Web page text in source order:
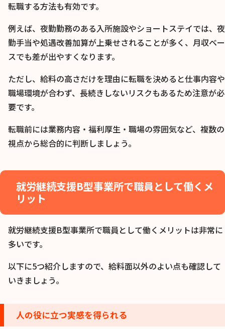
転職する方法も有効です。
例えば、夜勤勤務のある入所施設やショートステイでは、夜
勤手当や処遇改善加算が上乗せされることが多く、月収ベー
スでも差が出やすくなります。
ただし、給料の高さだけを理由に転職を決めると仕事内容や
職場環境が合わず、長続きしないリスクもあるため注意が必
要です。
転職前には業務内容・福利厚生・職場の雰囲気など、複数の
視点から総合的に判断しましょう。
就労継続支援B型事業所で職員として働くメ
リット
就労継続支援B型事業所で職員として働くメリットは非常に
多いです。
以下に5つ紹介しますので、給料面以外のよい点も確認して
いきましょう。
人の役に立つ実感を得られる